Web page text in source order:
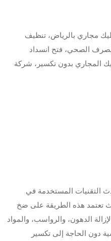
مجاري بالرياض، تنظيف
الصحي، فتح انسداد
المجاري بدون تكسير، شركة
التقنيات المستخدمة في
هذه الطريقة على ضخ
الدهون، والرواسب، والمواد
دون الحاجة إلى تكسير